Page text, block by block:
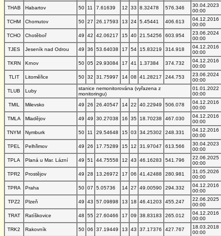
THAB
Habartov 50 11 7.61639 12 33 8.32478 576.346
30.04.2023
00:00
TCHM
Chomutov 50 27 26.17593 13 24 5.45441 406.613
04.12.2016
00:00
TCHO
Chotěboř 49 42 42.06217 15 40 21.54256 603.954
23.06.2024
00:00
TJES
Jeseník nad Odrou 49 36 53.64038 17 54 15.83219 314.918
04.12.2016
00:00
TKRN
Krnov 50 05 29.93084 17 41 1.37384 374.732
04.12.2016
00:00
TLIT
Litoměřice 50 32 31.75997 14 08 41.28217 244.753
23.06.2024
00:00
TLUB
Luby
stanice nemonitorována (vyřazena z
monitoringu)
01.01.2022
00:00
TMIL
Milevsko 49 26 26.40547 14 22 40.22949 506.078
04.12.2016
00:00
TMLA
Mladějov 49 49 30.27038 16 35 18.70238 467.030
04.12.2016
00:00
TNYM
Nymburk 50 11 29.54648 15 03 34.25302 248.331
04.12.2016
00:00
TPEL
Pelhřimov 49 26 17.75289 15 12 31.97047 613.566
30.04.2023
00:00
TPLA
Planá u Mar. Lázní 49 51 44.75558 12 43 46.16283 541.796
22.06.2025
00:00
TPR2
Prostějov 49 28 13.26972 17 06 41.42488 280.981
31.05.2026
00:00
TPRA
Praha 50 07 5.05736 14 27 49.00590 294.332
04.12.2016
00:00
TPZ2
Plzeň 49 43 57.09898 13 18 46.41203 455.247
22.06.2025
00:00
TRAT
Ratíškovice 48 55 27.60466 17 09 38.83183 265.012
04.12.2016
00:00
TRK2
Rakovník 50 06 37.19449 13 43 37.17376 427.767
18.03.2018
00:00